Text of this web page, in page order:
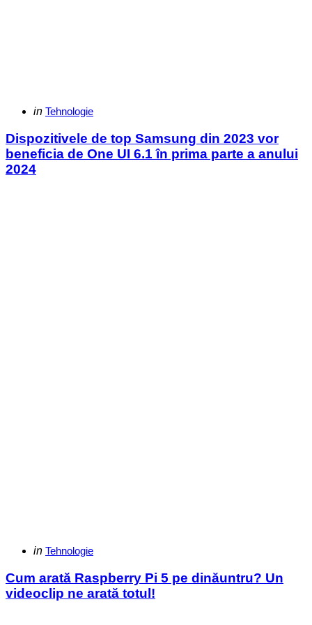
Categories
Posted
in Tehnologie
Dispozitivele de top Samsung din 2023 vor
beneficia de One UI 6.1 în prima parte a anului
2024
Categories
Posted
in Tehnologie
Cum arată Raspberry Pi 5 pe dinăuntru? Un
videoclip ne arată totul!